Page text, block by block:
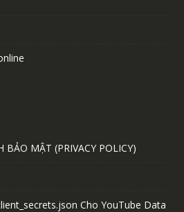
BẢO MẬT (PRIVACY POLICY)
Cho YouTube Data